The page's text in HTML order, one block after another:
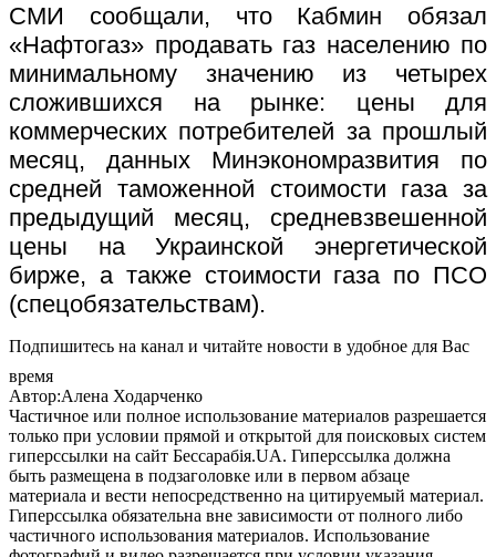
СМИ сообщали, что Кабмин обязал
«Нафтогаз» продавать газ населению по
минимальному значению из четырех
сложившихся на рынке: цены для
коммерческих потребителей за прошлый
месяц, данных Минэкономразвития по
средней таможенной стоимости газа за
предыдущий месяц, средневзвешенной
цены на Украинской энергетической
бирже, а также стоимости газа по ПСО
(спецобязательствам).
Подпишитесь на канал и читайте новости в удобное для Вас
время
Автор:Алена Ходарченко
Частичное или полное использование материалов разрешается
только при условии прямой и открытой для поисковых систем
гиперссылки на сайт Бессарабія.UA. Гиперссылка должна
быть размещена в подзаголовке или в первом абзаце
материала и вести непосредственно на цитируемый материал.
Гиперссылка обязательна вне зависимости от полного либо
частичного использования материалов. Использование